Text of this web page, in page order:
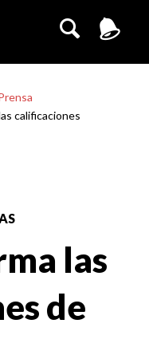
calificaciones
las
de